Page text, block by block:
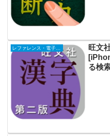
レファレンス・電子書籍
旺文
る検